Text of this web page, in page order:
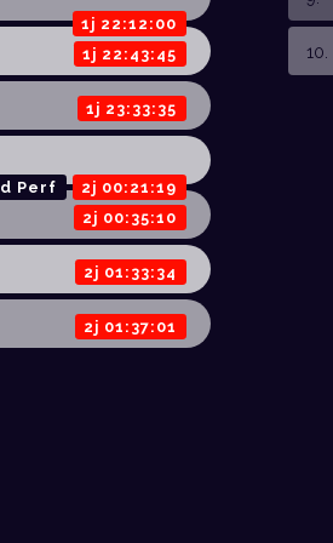
1j 22:12:00
1j 22:43:45
1j 23:33:35
Perf 2j 00:21:19
2j 00:35:10
2j 01:33:34
2j 01:37:01
10